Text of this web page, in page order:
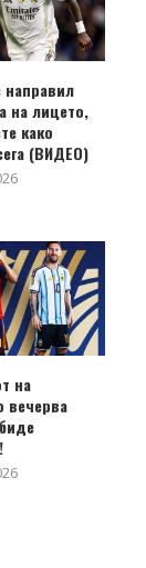
направил
на лицето,
како
(ВИДЕО)
на
вечерва